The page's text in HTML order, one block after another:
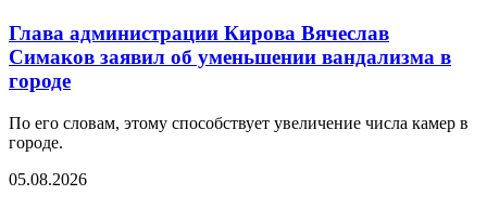
Глава администрации Кирова Вячеслав
Симаков заявил об уменьшении вандализма в
городе
По его словам, этому способствует увеличение числа камер в
городе.
05.08.2026